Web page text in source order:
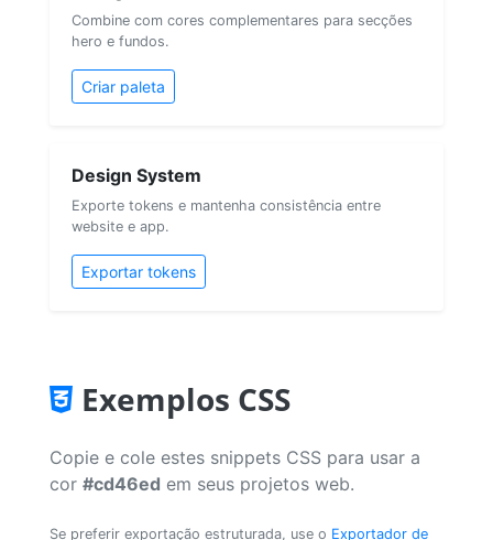
Combine com cores complementares para secções
hero e fundos.
Criar paleta
Design System
Exporte tokens e mantenha consistência entre
website e app.
Exportar tokens
Exemplos CSS
Copie e cole estes snippets CSS para usar a
cor #cd46ed em seus projetos web.
Se preferir exportação estruturada, use o Exportador de